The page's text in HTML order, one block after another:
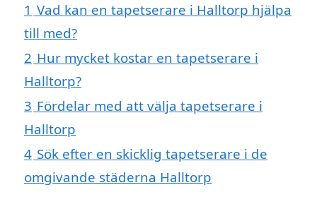
1 Vad kan en tapetserare i Halltorp hjälpa
till med?
2 Hur mycket kostar en tapetserare i
Halltorp?
3 Fördelar med att välja tapetserare i
Halltorp
4 Sök efter en skicklig tapetserare i de
omgivande städerna Halltorp